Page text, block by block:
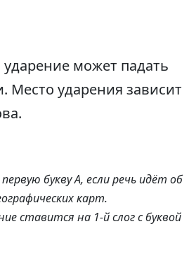
ударение может падать
Место ударения зависит
букву А, если речь идёт об
карт.
ставится на 1-й слог с буквой